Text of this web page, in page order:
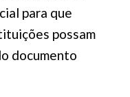
para que
possam
documento